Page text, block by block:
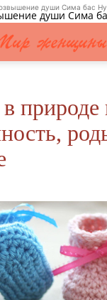
души Сима бас
души Сима
природе